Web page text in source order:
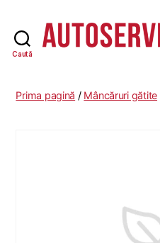
Caută
Prima pagină / Mâncăruri gătite